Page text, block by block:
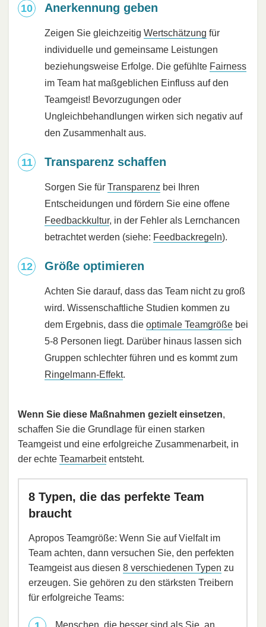
Anerkennung geben
Zeigen Sie gleichzeitig Wertschätzung für
individuelle und gemeinsame Leistungen
beziehungsweise Erfolge. Die gefühlte Fairness
im Team hat maßgeblichen Einfluss auf den
Teamgeist! Bevorzugungen oder
Ungleichbehandlungen wirken sich negativ auf
den Zusammenhalt aus.
Transparenz schaffen
Sorgen Sie für Transparenz bei Ihren
Entscheidungen und fördern Sie eine offene
Feedbackkultur, in der Fehler als Lernchancen
betrachtet werden (siehe: Feedbackregeln).
Größe optimieren
Achten Sie darauf, dass das Team nicht zu groß
wird. Wissenschaftliche Studien kommen zu
dem Ergebnis, dass die optimale Teamgröße bei
5-8 Personen liegt. Darüber hinaus lassen sich
Gruppen schlechter führen und es kommt zum
Ringelmann-Effekt.
Wenn Sie diese Maßnahmen gezielt einsetzen,
schaffen Sie die Grundlage für einen starken
Teamgeist und eine erfolgreiche Zusammenarbeit, in
der echte Teamarbeitentsteht.
8 Typen, die das perfekte Team
braucht
Apropos Teamgröße: Wenn Sie auf Vielfalt im
Team achten, dann versuchen Sie, den perfekten
Teamgeist aus diesen 8 verschiedenen Typen zu
erzeugen. Sie gehören zu den stärksten Treibern
für erfolgreiche Teams:
Menschen, die besser sind als Sie, an